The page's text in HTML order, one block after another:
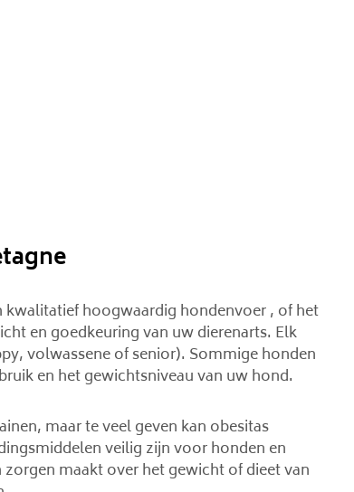
kwalitatief hoogwaardig hondenvoer , of het
en goedkeuring van uw dierenarts. Elk
volwassene of senior). Sommige honden
en het gewichtsniveau van uw hond.
maar te veel geven kan obesitas
veilig zijn voor honden en
maakt over het gewicht of dieet van